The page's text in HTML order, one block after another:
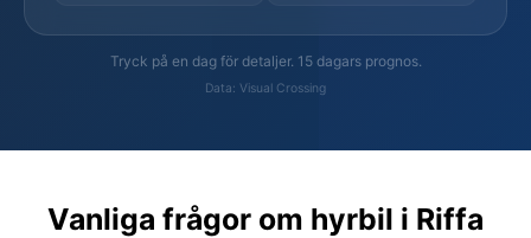
Tryck på en dag för detaljer. 15 dagars prognos.
Data: Visual Crossing
Vanliga frågor om hyrbil i Riffa